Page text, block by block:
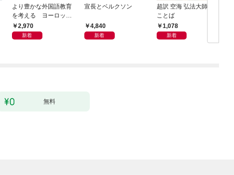
より豊かな外国語教育
を考える ヨーロッパ
9か国の事例から
2,970
新着
宣長とベルクソン
4,840
新着
超訳 空海 弘法大師の
ことば
1,078
新着
無料